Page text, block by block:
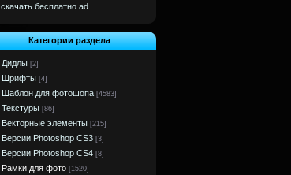
скачать бесплатно ad...
Категории раздела
Дидлы [2]
Шрифты [4]
Шаблон для фотошопа [4583]
Текстуры [86]
Векторные элементы [215]
Версии Photoshop CS3 [3]
Версии Photoshop CS4 [8]
Рамки для фото [1520]